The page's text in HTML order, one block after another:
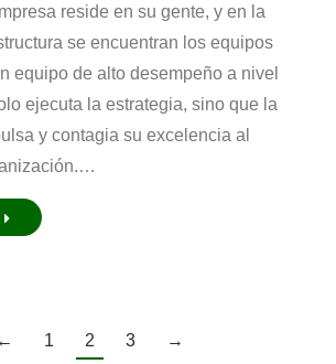
reside en su gente, y en la
se encuentran los equipos
equipo de alto desempeño a nivel
ejecuta la estrategia, sino que la
y contagia su excelencia al
← 1 2 3 →